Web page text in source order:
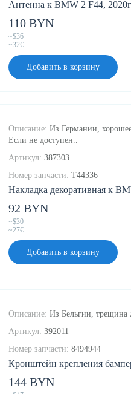
Антенна к BMW 2 F44,
110 BYN
~$36
~32€
Добавить в корзину
Накладка декоративная к
Описание: Из Германии,
Если не доступен..
Артикул: 387303
Номер запчасти: T44336
92 BYN
~$30
~27€
Добавить в корзину
Кронштейн крепления
Описание: Из Бельгии, трещина
Артикул: 392011
Номер запчасти: 8494944
144 BYN